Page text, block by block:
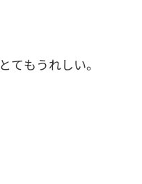
もうれしい。